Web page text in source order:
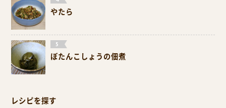
やたら
ぼたんこしょうの佃煮
レシピを探す